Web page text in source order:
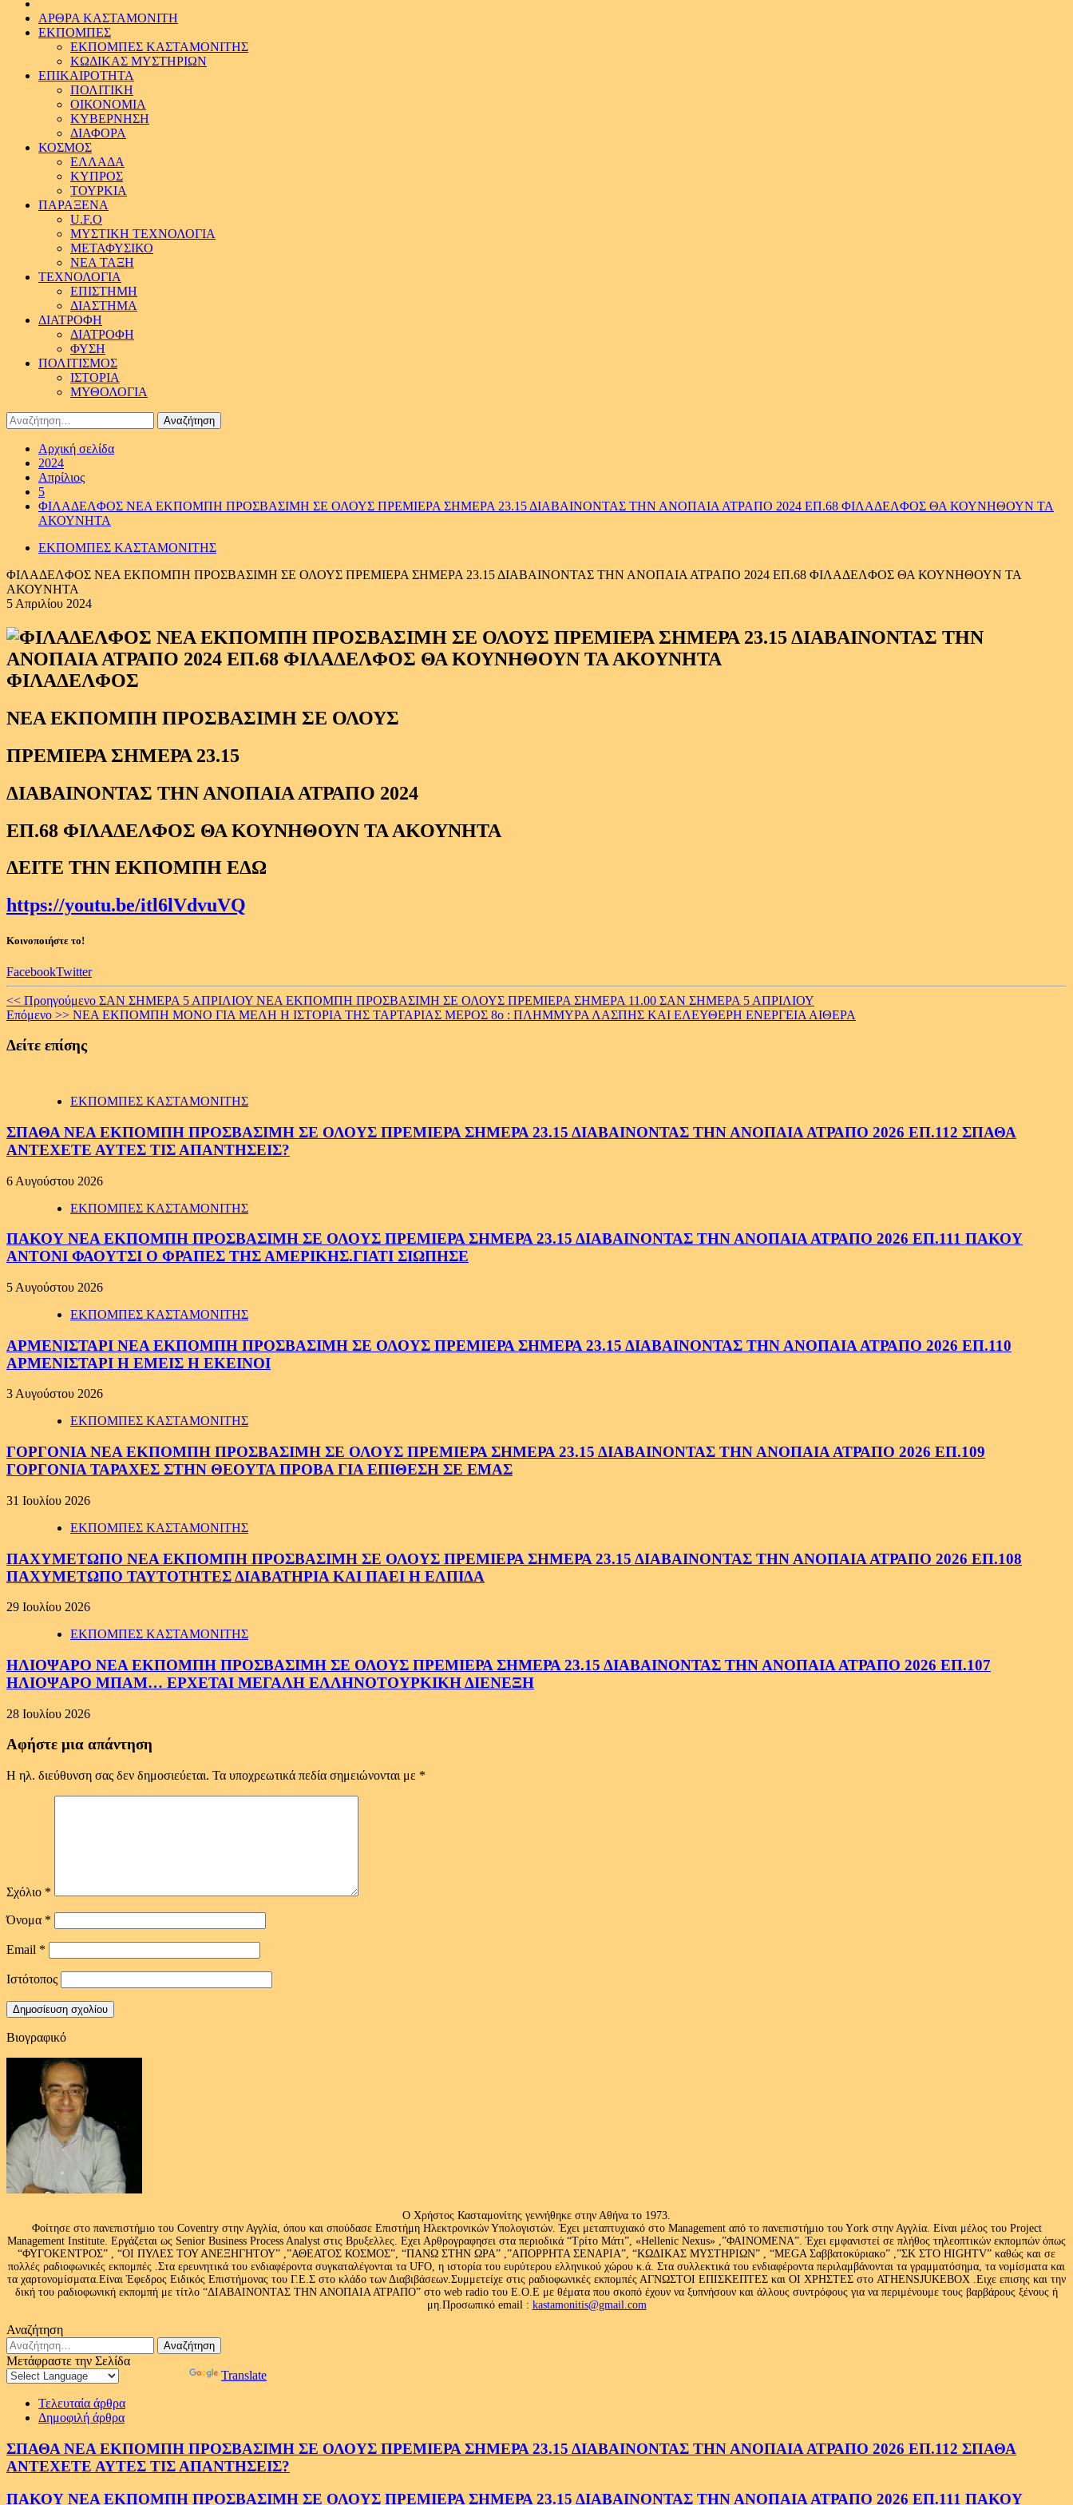
ΑΡΘΡΑ ΚΑΣΤΑΜΟΝΙΤΗ
ΕΚΠΟΜΠΕΣ
ΕΚΠΟΜΠΕΣ ΚΑΣΤΑΜΟΝΙΤΗΣ
ΚΩΔΙΚΑΣ ΜΥΣΤΗΡΙΩΝ
ΕΠΙΚΑΙΡΟΤΗΤΑ
ΠΟΛΙΤΙΚΗ
ΟΙΚΟΝΟΜΙΑ
ΚΥΒΕΡΝΗΣΗ
ΔΙΑΦΟΡΑ
ΚΟΣΜΟΣ
ΕΛΛΑΔΑ
ΚΥΠΡΟΣ
ΤΟΥΡΚΙΑ
ΠΑΡΑΞΕΝΑ
U.F.O
ΜΥΣΤΙΚΗ ΤΕΧΝΟΛΟΓΙΑ
ΜΕΤΑΦΥΣΙΚΟ
ΝΕΑ ΤΑΞΗ
ΤΕΧΝΟΛΟΓΙΑ
ΕΠΙΣΤΗΜΗ
ΔΙΑΣΤΗΜΑ
ΔΙΑΤΡΟΦΗ
ΔΙΑΤΡΟΦΗ
ΦΥΣΗ
ΠΟΛΙΤΙΣΜΟΣ
ΙΣΤΟΡΙΑ
ΜΥΘΟΛΟΓΙΑ
Αναζήτηση
για:
Αρχική σελίδα
2024
Απρίλιος
5
ΦΙΛΑΔΕΛΦΟΣ ΝΕΑ ΕΚΠΟΜΠΗ ΠΡΟΣΒΑΣΙΜΗ ΣΕ ΟΛΟΥΣ ΠΡΕΜΙΕΡΑ ΣΗΜΕΡΑ 23.15 ΔΙΑΒΑΙΝΟΝΤΑΣ ΤΗΝ ΑΝΟΠΑΙΑ ΑΤΡΑΠΟ 2024 ΕΠ.68 ΦΙΛΑΔΕΛΦΟΣ ΘΑ ΚΟΥΝΗΘΟΥΝ ΤΑ
ΑΚΟΥΝΗΤΑ
ΕΚΠΟΜΠΕΣ ΚΑΣΤΑΜΟΝΙΤΗΣ
ΦΙΛΑΔΕΛΦΟΣ ΝΕΑ ΕΚΠΟΜΠΗ ΠΡΟΣΒΑΣΙΜΗ ΣΕ ΟΛΟΥΣ ΠΡΕΜΙΕΡΑ ΣΗΜΕΡΑ 23.15 ΔΙΑΒΑΙΝΟΝΤΑΣ ΤΗΝ ΑΝΟΠΑΙΑ ΑΤΡΑΠΟ 2024 ΕΠ.68 ΦΙΛΑΔΕΛΦΟΣ ΘΑ ΚΟΥΝΗΘΟΥΝ ΤΑ
ΑΚΟΥΝΗΤΑ
5 Απριλίου 2024
ΦΙΛΑΔΕΛΦΟΣ
ΝΕΑ ΕΚΠΟΜΠΗ ΠΡΟΣΒΑΣΙΜΗ ΣΕ ΟΛΟΥΣ
ΠΡΕΜΙΕΡΑ ΣΗΜΕΡΑ 23.15
ΔΙΑΒΑΙΝΟΝΤΑΣ ΤΗΝ ΑΝΟΠΑΙΑ ΑΤΡΑΠΟ 2024
ΕΠ.68 ΦΙΛΑΔΕΛΦΟΣ ΘΑ ΚΟΥΝΗΘΟΥΝ ΤΑ ΑΚΟΥΝΗΤΑ
ΔΕΙΤΕ ΤΗΝ ΕΚΠΟΜΠΗ ΕΔΩ
https://youtu.be/itl6lVdvuVQ
Κοινοποιήστε το!
FacebookTwitter
Continue
Reading
<< Προηγούμενο ΣΑΝ ΣΗΜΕΡΑ 5 ΑΠΡΙΛΙΟΥ ΝΕΑ ΕΚΠΟΜΠΗ ΠΡΟΣΒΑΣΙΜΗ ΣΕ ΟΛΟΥΣ ΠΡΕΜΙΕΡΑ ΣΗΜΕΡΑ 11.00 ΣΑΝ ΣΗΜΕΡΑ 5 ΑΠΡΙΛΙΟΥ
Επόμενο >> ΝΕΑ ΕΚΠΟΜΠΗ ΜΟΝΟ ΓΙΑ ΜΕΛΗ Η ΙΣΤΟΡΙΑ ΤΗΣ ΤΑΡΤΑΡΙΑΣ ΜΕΡΟΣ 8ο : ΠΛΗΜΜΥΡΑ ΛΑΣΠΗΣ ΚΑΙ ΕΛΕΥΘΕΡΗ ΕΝΕΡΓΕΙΑ ΑΙΘΕΡΑ
Δείτε επίσης
ΕΚΠΟΜΠΕΣ ΚΑΣΤΑΜΟΝΙΤΗΣ
ΣΠΑΘΑ ΝΕΑ ΕΚΠΟΜΠΗ ΠΡΟΣΒΑΣΙΜΗ ΣΕ ΟΛΟΥΣ ΠΡΕΜΙΕΡΑ ΣΗΜΕΡΑ 23.15 ΔΙΑΒΑΙΝΟΝΤΑΣ ΤΗΝ ΑΝΟΠΑΙΑ ΑΤΡΑΠΟ 2026 ΕΠ.112 ΣΠΑΘΑ
ΑΝΤΕΧΕΤΕ ΑΥΤΕΣ ΤΙΣ ΑΠΑΝΤΗΣΕΙΣ?
6 Αυγούστου 2026
ΕΚΠΟΜΠΕΣ ΚΑΣΤΑΜΟΝΙΤΗΣ
ΠΑΚΟΥ ΝΕΑ ΕΚΠΟΜΠΗ ΠΡΟΣΒΑΣΙΜΗ ΣΕ ΟΛΟΥΣ ΠΡΕΜΙΕΡΑ ΣΗΜΕΡΑ 23.15 ΔΙΑΒΑΙΝΟΝΤΑΣ ΤΗΝ ΑΝΟΠΑΙΑ ΑΤΡΑΠΟ 2026 ΕΠ.111 ΠΑΚΟΥ
ΑΝΤΟΝΙ ΦΑΟΥΤΣΙ Ο ΦΡΑΠΕΣ ΤΗΣ ΑΜΕΡΙΚΗΣ.ΓΙΑΤΙ ΣΙΩΠΗΣΕ
5 Αυγούστου 2026
ΕΚΠΟΜΠΕΣ ΚΑΣΤΑΜΟΝΙΤΗΣ
ΑΡΜΕΝΙΣΤΑΡΙ ΝΕΑ ΕΚΠΟΜΠΗ ΠΡΟΣΒΑΣΙΜΗ ΣΕ ΟΛΟΥΣ ΠΡΕΜΙΕΡΑ ΣΗΜΕΡΑ 23.15 ΔΙΑΒΑΙΝΟΝΤΑΣ ΤΗΝ ΑΝΟΠΑΙΑ ΑΤΡΑΠΟ 2026 ΕΠ.110
ΑΡΜΕΝΙΣΤΑΡΙ Η ΕΜΕΙΣ Η ΕΚΕΙΝΟΙ
3 Αυγούστου 2026
ΕΚΠΟΜΠΕΣ ΚΑΣΤΑΜΟΝΙΤΗΣ
ΓΟΡΓΟΝΙΑ ΝΕΑ ΕΚΠΟΜΠΗ ΠΡΟΣΒΑΣΙΜΗ ΣΕ ΟΛΟΥΣ ΠΡΕΜΙΕΡΑ ΣΗΜΕΡΑ 23.15 ΔΙΑΒΑΙΝΟΝΤΑΣ ΤΗΝ ΑΝΟΠΑΙΑ ΑΤΡΑΠΟ 2026 ΕΠ.109
ΓΟΡΓΟΝΙΑ ΤΑΡΑΧΕΣ ΣΤΗΝ ΘΕΟΥΤΑ ΠΡΟΒΑ ΓΙΑ ΕΠΙΘΕΣΗ ΣΕ ΕΜΑΣ
31 Ιουλίου 2026
ΕΚΠΟΜΠΕΣ ΚΑΣΤΑΜΟΝΙΤΗΣ
ΠΑΧΥΜΕΤΩΠΟ ΝΕΑ ΕΚΠΟΜΠΗ ΠΡΟΣΒΑΣΙΜΗ ΣΕ ΟΛΟΥΣ ΠΡΕΜΙΕΡΑ ΣΗΜΕΡΑ 23.15 ΔΙΑΒΑΙΝΟΝΤΑΣ ΤΗΝ ΑΝΟΠΑΙΑ ΑΤΡΑΠΟ 2026 ΕΠ.108
ΠΑΧΥΜΕΤΩΠΟ ΤΑΥΤΟΤΗΤΕΣ ΔΙΑΒΑΤΗΡΙΑ ΚΑΙ ΠΑΕΙ Η ΕΛΠΙΔΑ
29 Ιουλίου 2026
ΕΚΠΟΜΠΕΣ ΚΑΣΤΑΜΟΝΙΤΗΣ
ΗΛΙΟΨΑΡΟ ΝΕΑ ΕΚΠΟΜΠΗ ΠΡΟΣΒΑΣΙΜΗ ΣΕ ΟΛΟΥΣ ΠΡΕΜΙΕΡΑ ΣΗΜΕΡΑ 23.15 ΔΙΑΒΑΙΝΟΝΤΑΣ ΤΗΝ ΑΝΟΠΑΙΑ ΑΤΡΑΠΟ 2026 ΕΠ.107
ΗΛΙΟΨΑΡΟ ΜΠΑΜ… ΕΡΧΕΤΑΙ ΜΕΓΑΛΗ ΕΛΛΗΝΟΤΟΥΡΚΙΚΗ ΔΙΕΝΕΞΗ
28 Ιουλίου 2026
Αφήστε μια απάντηση
Η ηλ. διεύθυνση σας δεν δημοσιεύεται. Τα υποχρεωτικά πεδία σημειώνονται με *
Σχόλιο *
Όνομα *
Email *
Ιστότοπος
Βιογραφικό
Ο Χρήστος Κασταμονίτης γεννήθηκε στην Αθήνα το 1973.
Φοίτησε στο πανεπιστήμιο του Coventry στην Αγγλία, όπου και σπούδασε Επιστήμη Ηλεκτρονικών Υπολογιστών. Έχει μεταπτυχιακό στο Management από το πανεπιστήμιο του Υork στην Αγγλία. Είναι μέλος του Project
Management Institute. Εργάζεται ως Senior Business Process Analyst στις Βρυξελλες. Εχει Αρθρογραφησει στα περιοδικά “Τρίτο Μάτι”, «Hellenic Nexus» ,”ΦΑΙΝΟΜΕΝΑ”. Έχει εμφανιστεί σε πλήθος τηλεοπτικών εκπομπών όπως
“ΦΥΓΟΚΕΝΤΡΟΣ” , “ΟΙ ΠΥΛΕΣ ΤΟΥ ΑΝΕΞΗΓΗΤΟΥ” ,”ΑΘΕΑΤΟΣ ΚΟΣΜΟΣ”, “ΠΑΝΩ ΣΤΗΝ ΩΡΑ” ,”ΑΠΟΡΡΗΤΑ ΣΕΝΑΡΙΑ”, “ΚΩΔΙΚΑΣ ΜΥΣΤΗΡΙΩΝ” , “MEGA Σαββατοκύριακο” ,”ΣΚ ΣΤΟ HIGHTV” καθώς και σε
πολλές ραδιοφωνικές εκπομπές .Στα ερευνητικά του ενδιαφέροντα συγκαταλέγονται τα UFO, η ιστορία του ευρύτερου ελληνικού χώρου κ.ά. Στα συλλεκτικά του ενδιαφέροντα περιλαμβάνονται τα γραμματόσημα, τα νομίσματα και
τα χαρτονομίσματα.Είναι Έφεδρος Ειδικός Επιστήμονας του Γ.Ε.Σ στο κλάδο των Διαβιβάσεων.Συμμετείχε στις ραδιοφωνικές εκπομπές ΑΓΝΩΣΤΟΙ ΕΠΙΣΚΕΠΤΕΣ και ΟΙ ΧΡΗΣΤΕΣ στο ATHENSJUKEBOX .Ειχε επισης και την
δική του ραδιοφωνική εκπομπή με τίτλο “ΔΙΑΒΑΙΝΟΝΤΑΣ ΤΗΝ ΑΝΟΠΑΙΑ ΑΤΡΑΠΟ” στο web radio του Ε.Ο.Ε με θέματα που σκοπό έχουν να ξυπνήσουν και άλλους συντρόφους για να περιμένουμε τους βαρβάρους ξένους ή
μη.Προσωπικό email : kastamonitis@gmail.com
Αναζήτηση
Αναζήτηση
για:
Μετάφραστε την Σελίδα
Translate
Τελευταία άρθρα
Δημοφιλή άρθρα
ΣΠΑΘΑ ΝΕΑ ΕΚΠΟΜΠΗ ΠΡΟΣΒΑΣΙΜΗ ΣΕ ΟΛΟΥΣ ΠΡΕΜΙΕΡΑ ΣΗΜΕΡΑ 23.15 ΔΙΑΒΑΙΝΟΝΤΑΣ ΤΗΝ ΑΝΟΠΑΙΑ ΑΤΡΑΠΟ 2026 ΕΠ.112 ΣΠΑΘΑ
ΑΝΤΕΧΕΤΕ ΑΥΤΕΣ ΤΙΣ ΑΠΑΝΤΗΣΕΙΣ?
ΠΑΚΟΥ ΝΕΑ ΕΚΠΟΜΠΗ ΠΡΟΣΒΑΣΙΜΗ ΣΕ ΟΛΟΥΣ ΠΡΕΜΙΕΡΑ ΣΗΜΕΡΑ 23.15 ΔΙΑΒΑΙΝΟΝΤΑΣ ΤΗΝ ΑΝΟΠΑΙΑ ΑΤΡΑΠΟ 2026 ΕΠ.111 ΠΑΚΟΥ